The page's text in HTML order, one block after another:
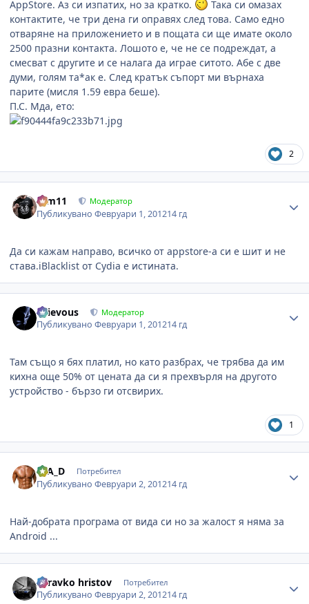
AppStore. Аз си изпатих, но за кратко.
Така си омазах
контактите, че три дена ги оправях след това. Само едно
отваряне на приложението и в пощата си ще имате около
2500 празни контакта. Лошото е, че не се подреждат, а
смесват с другите и се налага да играе ситото. Абе с две
думи, голям та*ак е. След кратък съпорт ми върнаха
парите (мисля 1.59 евра беше).
П.С. Мда, ето:
2
arm11 Модератор
ПубликуваноФевруари 1, 201214 гд
Да си кажам направо, всичко от appstore-a си е шит и не
става.iBlacklist oт Cydia е истината.
Grievous Модератор
ПубликуваноФевруари 1, 201214 гд
Там също я бях платил, но като разбрах, че трябва да им
кихна още 50% от цената да си я прехвърля на другото
устройство - бързо ги отсвирих.
1
B_A_D Потребител
ПубликуваноФевруари 2, 201214 гд
Най-добрата програма от вида си но за жалост я няма за
Android ...
zdravko hristov Потребител
ПубликуваноФевруари 2, 201214 гд